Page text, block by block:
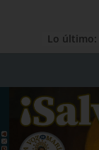
Lo último: